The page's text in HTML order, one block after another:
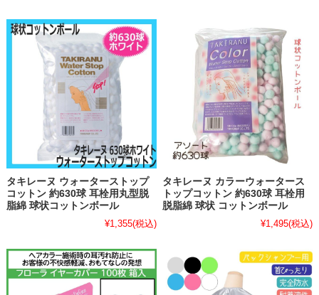
タキレーヌ ウォーターストップ
コットン 約630球 耳栓用丸型脱
脂綿 球状コットンボール
¥1,355(税込)
タキレーヌ カラーウォータース
トップコットン 約630球 耳栓用
脱脂綿 球状 コットンボール
¥1,495(税込)